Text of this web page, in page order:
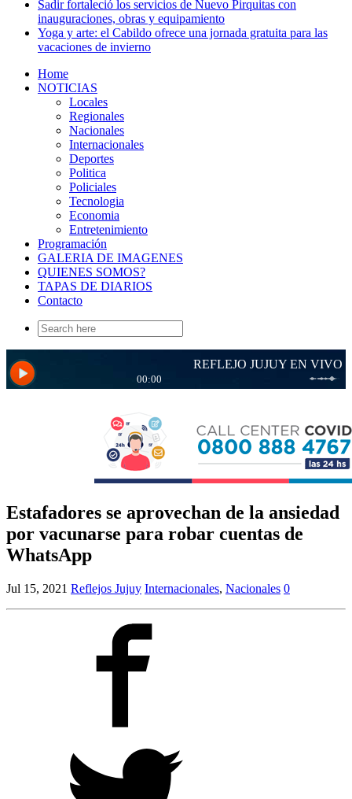
Sadir fortaleció los servicios de Nuevo Pirquitas con
inauguraciones, obras y equipamiento
Yoga y arte: el Cabildo ofrece una jornada gratuita para las
vacaciones de invierno
Home
NOTICIAS
Locales
Regionales
Nacionales
Internacionales
Deportes
Politica
Policiales
Tecnologia
Economia
Entretenimiento
Programación
GALERIA DE IMAGENES
QUIENES SOMOS?
TAPAS DE DIARIOS
Contacto
Search
for:
Estafadores se aprovechan de la ansiedad
por vacunarse para robar cuentas de
WhatsApp
Jul 15, 2021 Reflejos Jujuy Internacionales, Nacionales 0